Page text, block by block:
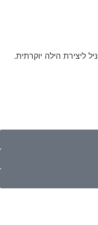
ליצירת הילה יוקרתית.